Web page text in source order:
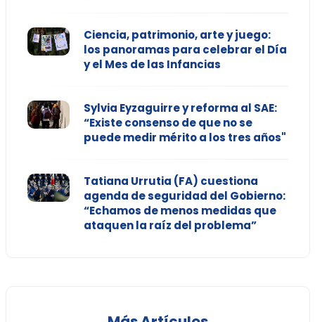
Ciencia, patrimonio, arte y juego:
los panoramas para celebrar el Día
y el Mes de las Infancias
Sylvia Eyzaguirre y reforma al SAE:
“Existe consenso de que no se
puede medir mérito a los tres años"
Tatiana Urrutia (FA) cuestiona
agenda de seguridad del Gobierno:
“Echamos de menos medidas que
ataquen la raíz del problema”